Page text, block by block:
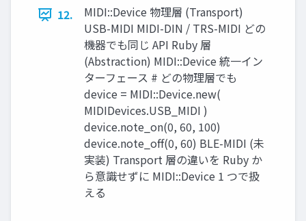
12.
MIDI::Device 物理層 (Transport)
USB-MIDI MIDI-DIN / TRS-MIDI どの
機器でも同じ API Ruby 層
(Abstraction) MIDI::Device 統一イン
ターフェース # どの物理層でも
device = MIDI::Device.new(
MIDIDevices.USB_MIDI )
device.note_on(0, 60, 100)
device.note_off(0, 60) BLE-MIDI (未
実装) Transport 層の違いを Ruby か
ら意識せずに MIDI::Device 1 つで扱
える